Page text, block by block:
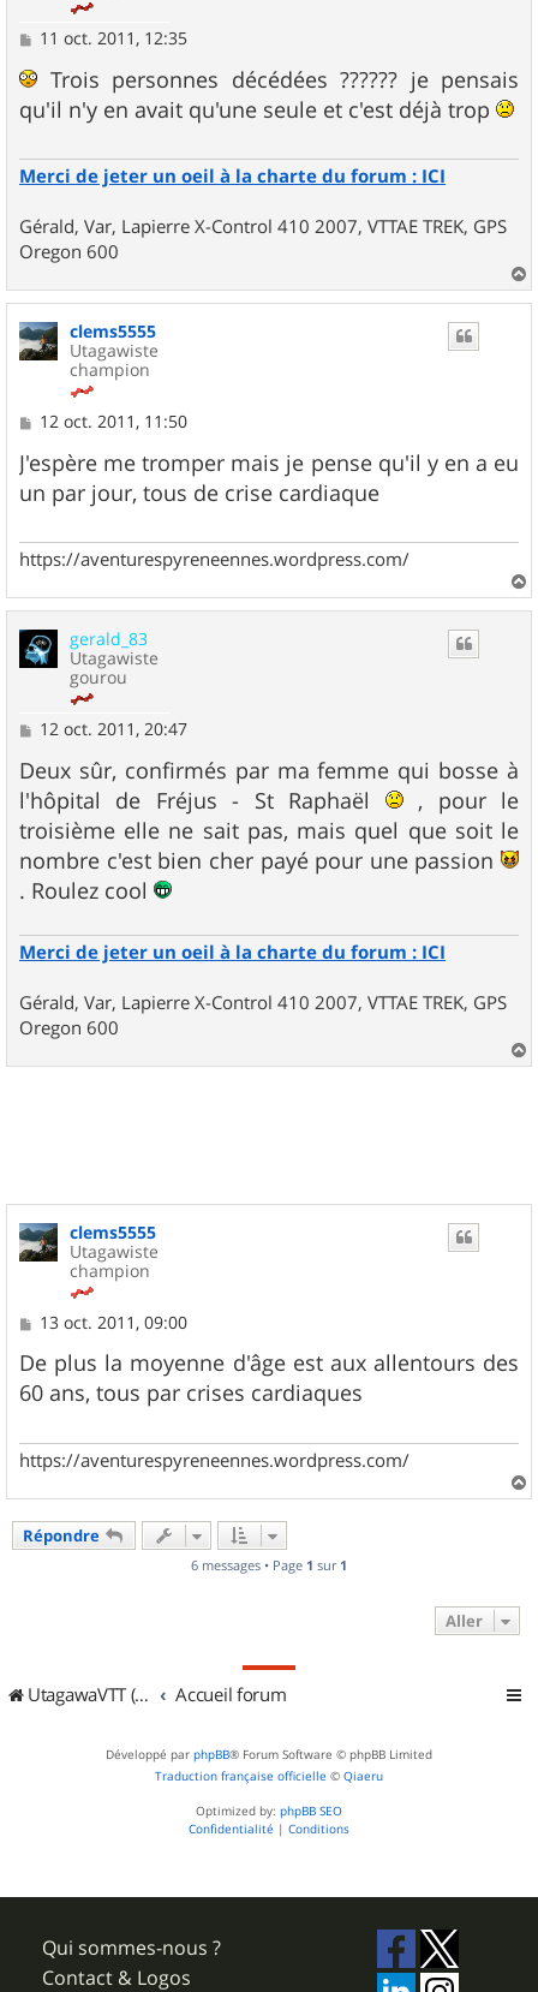
M
s
s
a
11 oct. 2011, 12:35
Trois personnes décédées ?????? je pensais
qu'il n'y en avait qu'une seule et c'est déjà trop
Merci de jeter un oeil à la charte du forum : ICI
Gérald, Var, Lapierre X-Control 410 2007, VTTAE TREK, GPS
Oregon 600
a
clems5555
Utagawiste
champion
M
s
s
a
12 oct. 2011, 11:50
J'espère me tromper mais je pense qu'il y en a eu
un par jour, tous de crise cardiaque
https://aventurespyreneennes.wordpress.com/
a
gerald_83
Utagawiste
gourou
M
s
s
a
g
e
12 oct. 2011, 20:47
Deux sûr, confirmés par ma femme qui bosse à
l'hôpital de Fréjus - St Raphaël
, pour le
troisième elle ne sait pas, mais quel que soit le
nombre c'est bien cher payé pour une passion
. Roulez cool
Merci de jeter un oeil à la charte du forum : ICI
Gérald, Var, Lapierre X-Control 410 2007, VTTAE TREK, GPS
Oregon 600
a
clems5555
Utagawiste
champion
M
s
s
a
13 oct. 2011, 09:00
De plus la moyenne d'âge est aux allentours des
60 ans, tous par crises cardiaques
https://aventurespyreneennes.wordpress.com/
a
Répondre
6 messages • Page 1 sur 1
Aller
UtagawaVTT (Randos VTT et VTTAE avec traces GPS) Accueil forum
Développé par phpBB® Forum Software © phpBB Limited
Traduction française officielle © Qiaeru
Optimized by: phpBB SEO
Confidentialité | Conditions
Qui sommes-nous ?
Contact & Logos